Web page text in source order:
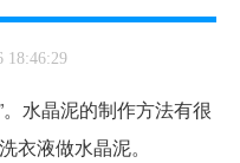
18:46:29
。水晶泥的制作方法有很
衣液做水晶泥。